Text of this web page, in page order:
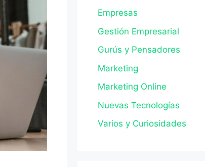
Empresas
Gestión Empresarial
Gurús y Pensadores
Marketing
Marketing Online
Nuevas Tecnologías
Varios y Curiosidades